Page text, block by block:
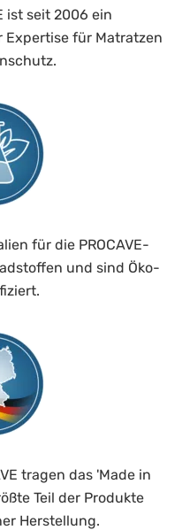
ist seit 2006 ein
für Matratzen
für die PROCAVE-
und sind Öko-
tragen das 'Made in
Teil der Produkte
Herstellung.